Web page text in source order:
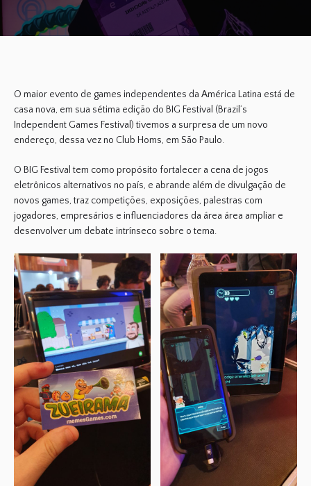
O maior evento de games independentes da América Latina está de
casa nova, em sua sétima edição do BIG Festival (Brazil’s
Independent Games Festival) tivemos a surpresa de um novo
endereço, dessa vez no Club Homs, em São Paulo.
O BIG Festival tem como propósito fortalecer a cena de jogos
eletrônicos alternativos no país, e abrande além de divulgação de
novos games, traz competições, exposições, palestras com
jogadores, empresários e influenciadores da área área ampliar e
desenvolver um debate intrínseco sobre o tema.